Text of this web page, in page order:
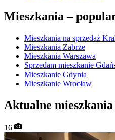
Mieszkania –
Mieszkania na sprzedaż
Mieszkania Zabrze
Mieszkania Warszawa
Sprzedam mieszkanie
Mieszkanie Gdynia
Mieszkanie Wrocław
Aktualne mieszkania
16